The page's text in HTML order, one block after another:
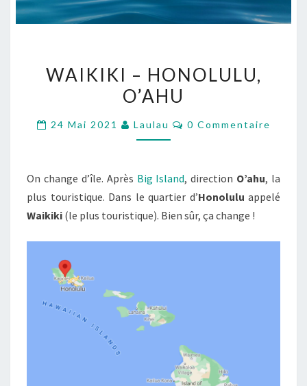
–
HONOLULU,
WAIKIKI – HONOLULU,
O’AHU
24 Mai 2021 Laulau Commentaires
0 Commentaire
On change d’île. Après Big Island, direction O’ahu, la
plus touristique. Dans le quartier d’Honolulu appelé
Waikiki (le plus touristique). Bien sûr, ça change !